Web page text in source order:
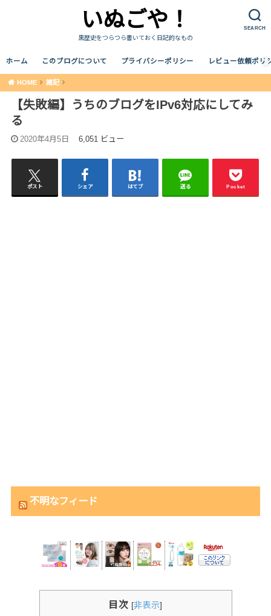
SEARCH
いぬごや！
黒歴史をつらつら書いておく日記的なもの
ホーム このブログについて プライバシーポリシー レビュー依頼ポリ
HOME 雑記
【失敗編】うちのブログをIPv6対応にしてみ
る
2020年4月5日 6,051 ビュー
ポスト シェア はてブ 送る Pocket
不明なフィード
目次 [非表示]